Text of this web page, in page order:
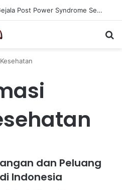
Cara Efektif Mengatasi Gejala Post Power Syndrome Setelah Pensiun Kerja
dan Peluang
Indonesia